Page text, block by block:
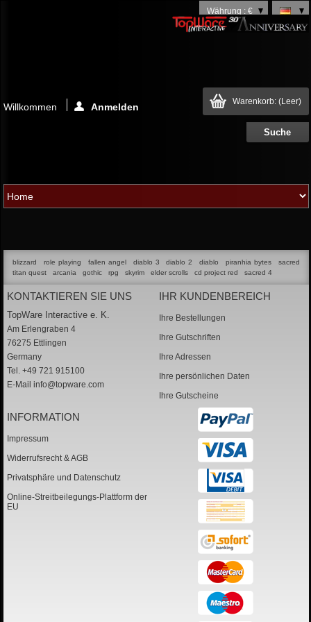
Währung : €
Warenkorb: (Leer)
Willkommen Anmelden
blizzard role playing fallen angel diablo 3 diablo 2 diablo piranhia bytes
sacred
titan quest
arcania gothic rpg skyrim elder scrolls cd project red sacred 4
KONTAKTIEREN SIE UNS
TopWare Interactive e. K.
Am Erlengraben 4
76275 Ettlingen
Germany
Tel. +49 721 915100
E-Mail info@topware.com
IHR KUNDENBEREICH
Ihre Bestellungen
Ihre Gutschriften
Ihre Adressen
Ihre persönlichen Daten
Ihre Gutscheine
INFORMATION
Impressum
Widerrufsrecht & AGB
Privatsphäre und Datenschutz
Online-Streitbeilegungs-Plattform der
EU